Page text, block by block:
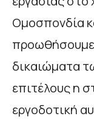
Ομοσπονδία
προωθήσουμε
δικαιώματα
επιτέλους η
εργοδοτική